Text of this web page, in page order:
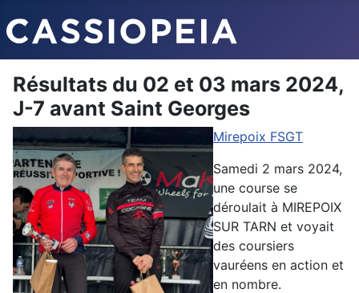
Résultats du 02 et 03 mars 2024,
J-7 avant Saint Georges
Mirepoix FSGT
Samedi 2 mars 2024,
une course se
déroulait à MIREPOIX
SUR TARN et voyait
des coursiers
vauréens en action et
en nombre.